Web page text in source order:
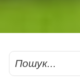
Пошук